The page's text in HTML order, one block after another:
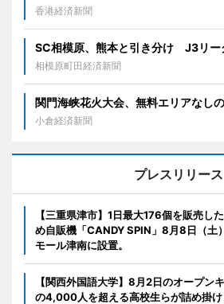
香港経済新聞
SC相模原、熊本と引き分け J3リー
相模原町田経済新聞
関門海峡花火大会、無料エリアなし
小倉経済新聞
プレスリリース
【三重県津市】1日最大176個を販売し
め自販機「CANDY SPIN」8月8日（土
モール津南に設置。
【関西外国語大学】8月2日のオープン
の4,000人を超える高校生らが詰め掛